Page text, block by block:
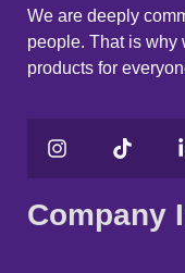
We are deeply
people. That is why
products for
Company